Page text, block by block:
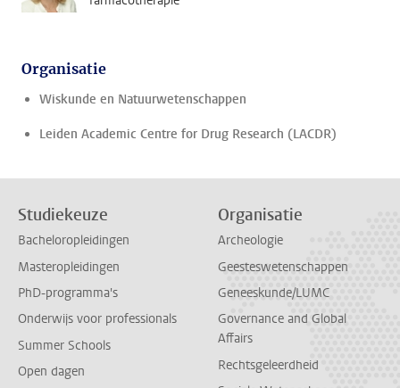
Organisatie
Wiskunde en Natuurwetenschappen
Leiden Academic Centre for Drug Research (LACDR)
Studiekeuze
Bacheloropleidingen
Masteropleidingen
PhD-programma's
Onderwijs voor professionals
Summer Schools
Open dagen
Organisatie
Archeologie
Geesteswetenschappen
Geneeskunde/LUMC
Governance and Global
Affairs
Rechtsgeleerdheid